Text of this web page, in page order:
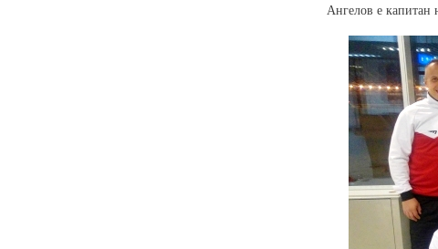
Ангелов е капитан